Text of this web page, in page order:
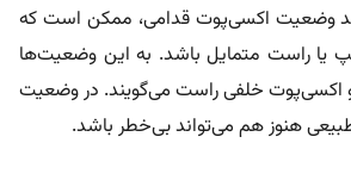
وضعیت اکسی‌پوت قدامی، ممکن است که
راست متمایل باشد. به این وضعیت‌ها
خلفی راست می‌گویند. در وضعیت
هنوز هم می‌تواند بی‌خطر باشد.